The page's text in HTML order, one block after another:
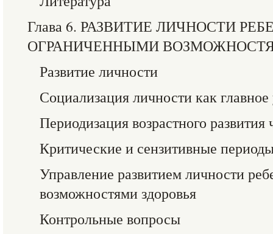
Глава 6. РАЗВИТИЕ ЛИЧНОСТИ
ОГРАНИЧЕННЫМИ
Развитие личности
Социализация личности как главное
Периодизация возрастного развития
Критические и сензитивные
Управление развитием личности
возможностями здоровья
Контрольные вопросы